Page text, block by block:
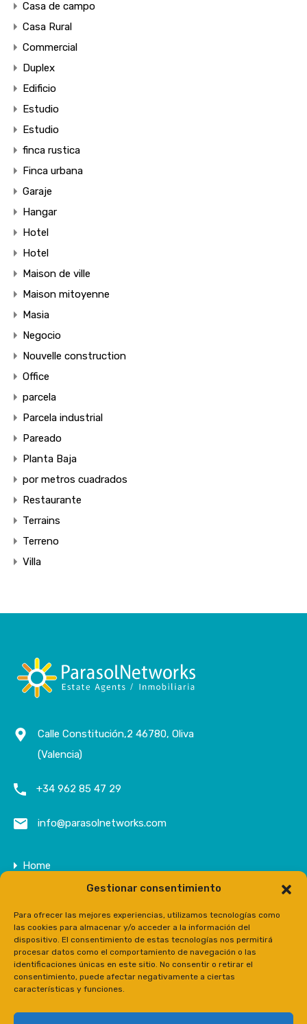
Gestionar consentimiento
Para ofrecer las mejores experiencias, utilizamos tecnologías como
las cookies para almacenar y/o acceder a la información del
dispositivo. El consentimiento de estas tecnologías nos permitirá
procesar datos como el comportamiento de navegación o las
identificaciones únicas en este sitio. No consentir o retirar el
consentimiento, puede afectar negativamente a ciertas
características y funciones.
Casa de campo
Casa Rural
Commercial
Duplex
Edificio
Estudio
Estudio
finca rustica
Finca urbana
Garaje
Hangar
Hotel
Hotel
Maison de ville
Maison mitoyenne
Masia
Negocio
Nouvelle construction
Office
parcela
Parcela industrial
Pareado
Planta Baja
por metros cuadrados
Restaurante
Terrains
Terreno
Villa
Calle Constitución,2 46780, Oliva
(Valencia)
+34 962 85 47 29
info@parasolnetworks.com
Home
Domaine
Contact
Prensa